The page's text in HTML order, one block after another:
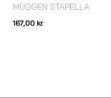
MUGGEN STAPELLA
167,00 kr